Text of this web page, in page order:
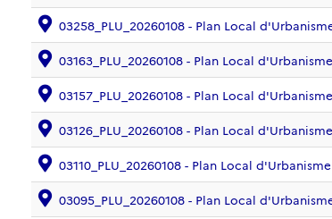
03258_PLU_20260108 - Plan Local
03163_PLU_20260108 - Plan Local
03157_PLU_20260108 - Plan Local
03126_PLU_20260108 - Plan Local
03110_PLU_20260108 - Plan Local
03095_PLU_20260108 - Plan Local